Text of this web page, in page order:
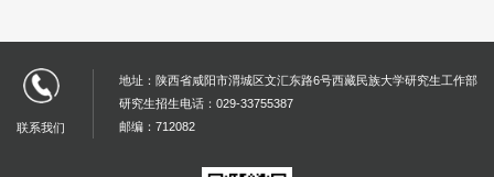
联系我们
地址：陕西省咸阳市渭城区文汇东路6号西藏民族大学研究生工作部
研究生招生电话：029-33755387
邮编：712082